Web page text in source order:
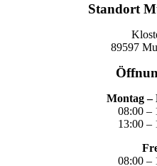
Standort
89597
Montag –
08:00 –
13:00 –
08:00 –